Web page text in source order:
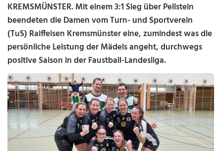
KREMSMÜNSTER. Mit einem 3:1 Sieg über Peilstein
beendeten die Damen vom Turn- und Sportverein
(TuS) Raiffeisen Kremsmünster eine, zumindest was die
persönliche Leistung der Mädels angeht, durchwegs
positive Saison in der Faustball-Landesliga.